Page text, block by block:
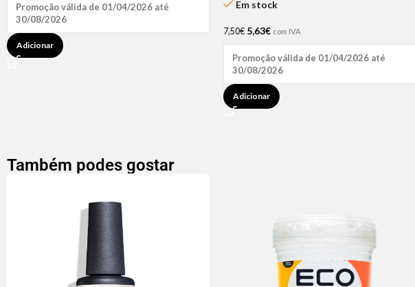
Promoção válida de 01/04/2026 até
30/08/2026
Adicionar
Em stock
7,50€ 5,63€ com IVA
Promoção válida de 01/04/2026 até
30/08/2026
Adicionar
Também podes gostar